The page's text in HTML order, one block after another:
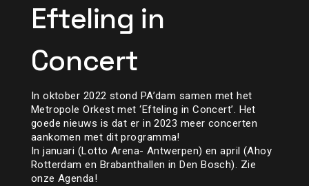
Efteling in
Concert
In oktober 2022 stond PA’dam samen met het
Metropole Orkest met ‘Efteling in Concert’. Het
goede nieuws is dat er in 2023 meer concerten
aankomen met dit programma!
In januari (Lotto Arena- Antwerpen) en april (Ahoy
Rotterdam en Brabanthallen in Den Bosch). Zie
onze Agenda!